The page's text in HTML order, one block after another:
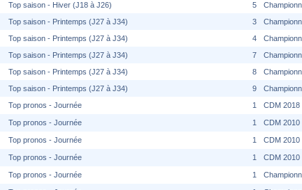
Top saison - Hiver (J18 à J26)
5
Top saison - Printemps (J27 à J34)
3
Top saison - Printemps (J27 à J34)
4
Top saison - Printemps (J27 à J34)
7
Top saison - Printemps (J27 à J34)
8
Top saison - Printemps (J27 à J34)
9
Top pronos - Journée
1 CDM 2018
Top pronos - Journée 1 CDM 2010
Top pronos - Journée 1 CDM 2010
Top pronos - Journée 1 CDM 2010
Top pronos - Journée 1